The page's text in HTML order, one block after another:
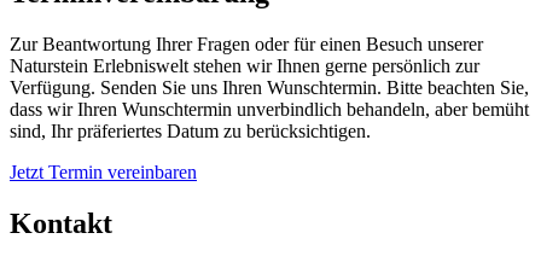
Zur Beantwortung Ihrer Fragen oder für einen Besuch unserer
Naturstein Erlebniswelt stehen wir Ihnen gerne persönlich zur
Verfügung. Senden Sie uns Ihren Wunschtermin. Bitte beachten Sie,
dass wir Ihren Wunschtermin unverbindlich behandeln, aber bemüht
sind, Ihr präferiertes Datum zu berücksichtigen.
Jetzt Termin vereinbaren
Kontakt